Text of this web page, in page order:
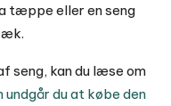
tæppe eller en seng
seng, kan du læse om
undgår du at købe den